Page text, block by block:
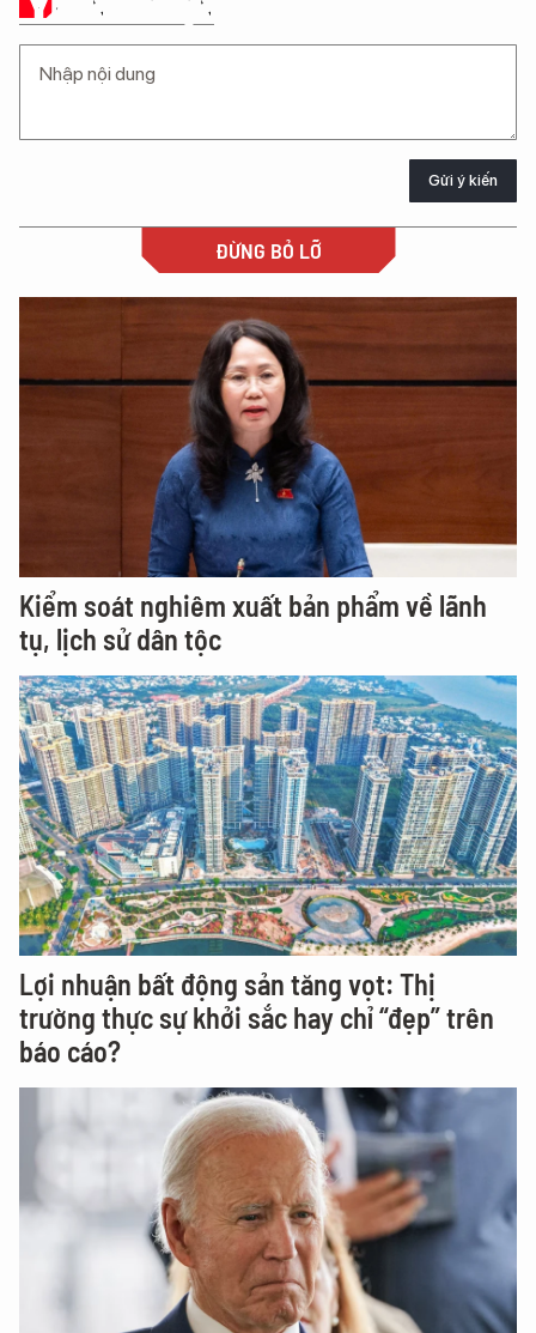
Gửi ý kiến
ĐỪNG BỎ LỠ
Kiểm soát nghiêm xuất bản phẩm về lãnh
tụ, lịch sử dân tộc
Lợi nhuận bất động sản tăng vọt: Thị
trường thực sự khởi sắc hay chỉ “đẹp” trên
báo cáo?